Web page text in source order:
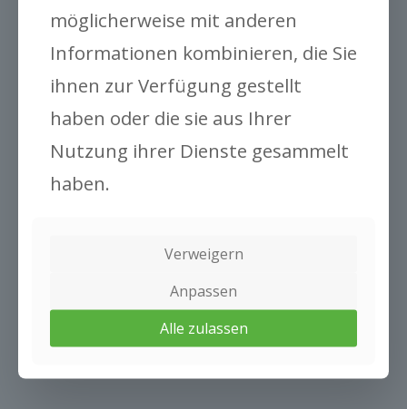
Polen
Portugal*
Rumänien
Serbien*
Slowakei
Spanien*
Schweden*
Sie haben Interesse am Vertrieb von
Wenn Sie Interesse daran haben,
Vertriebspartner für Stofftöpfe zu
werden, dann kontaktieren Sie uns
möglicherweise mit anderen
Informationen kombinieren, die Sie
ihnen zur Verfügung gestellt
haben oder die sie aus Ihrer
Nutzung ihrer Dienste gesammelt
haben.
Verweigern
Anpassen
Alle zulassen